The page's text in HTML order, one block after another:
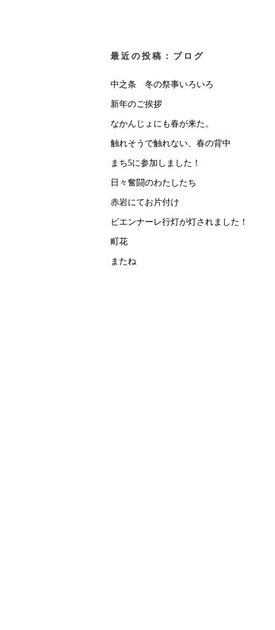
最近の投稿：ブログ
中之条 冬の祭事いろいろ
新年のご挨拶
なかんじょにも春が来た。
触れそうで触れない、春の背中
まち5に参加しました！
日々奮闘のわたしたち
赤岩にてお片付け
ビエンナーレ行灯が灯されました！
町花
またね